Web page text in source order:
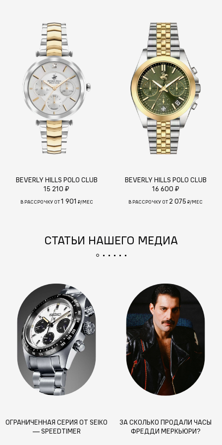
BEVERLY HILLS POLO CLUB
15 210 ₽
В РАССРОЧКУ ОТ1 901 ₽/МЕС
BEVERLY HILLS POLO CLUB
16 600 ₽
В РАССРОЧКУ ОТ 2 075 ₽/МЕС
СТАТЬИ НАШЕГО МЕДИА
ОГРАНИЧЕННАЯ СЕРИЯ ОТ SEIKO
— SPEEDTIMER
ЗА СКОЛЬКО ПРОДАЛИ ЧАСЫ
ФРЕДДИ МЕРКЬЮРИ?